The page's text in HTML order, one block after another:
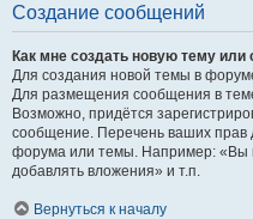
Создание сообщений
Как мне создать новую тему или
Для создания новой темы в
Для размещения сообщения в
Возможно, придётся
сообщение. Перечень ваших прав
форума или темы. Например: «Вы
добавлять вложения» и т.п.
Вернуться к началу